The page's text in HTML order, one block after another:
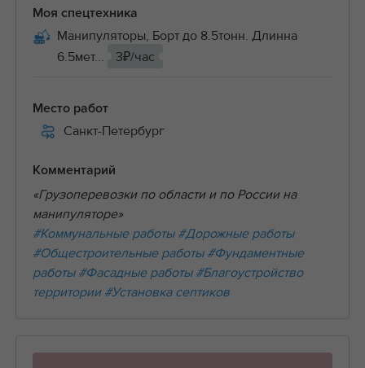
Моя спецтехника
Манипуляторы, Борт до 8.5тонн. Длинна
6.5мет...
3₽/час
Место работ
Санкт-Петербург
Комментарий
«Грузоперевозки по области и по России на
манипуляторе»
#Коммунальные работы #Дорожные работы
#Общестроительные работы #Фундаментные
работы #Фасадные работы #Благоустройство
территории #Установка септиков